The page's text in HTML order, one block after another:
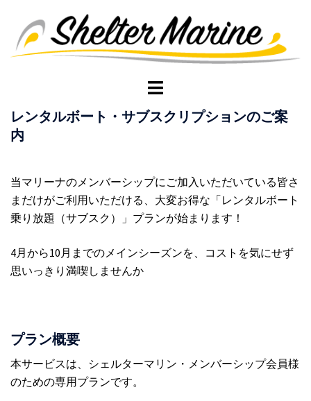
ト
ル
ー
レンタルボート・サブスクリプションのご案
内
当マリーナのメンバーシップにご加入いただいている皆さ
まだけがご利用いただける、大変お得な「レンタルボート
乗り放題（サブスク）」プランが始まります！
4月から10月までのメインシーズンを、コストを気にせず
思いっきり満喫しませんか
プラン概要
本サービスは、シェルターマリン・メンバーシップ会員様
のための専用プランです。